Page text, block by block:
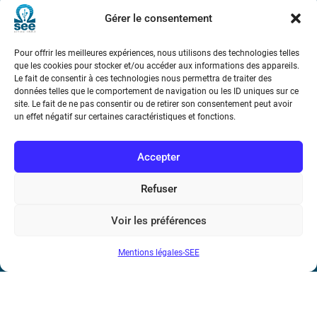
Gérer le consentement
Pour offrir les meilleures expériences, nous utilisons des technologies telles
que les cookies pour stocker et/ou accéder aux informations des appareils.
Le fait de consentir à ces technologies nous permettra de traiter des
données telles que le comportement de navigation ou les ID uniques sur ce
site. Le fait de ne pas consentir ou de retirer son consentement peut avoir
un effet négatif sur certaines caractéristiques et fonctions.
Accepter
Refuser
Voir les préférences
Mentions légales-SEE
Bicentenaire des découvertes d’André-
Conditions Générales de Vente
Mentions légales
Métro : « Boissière » Ligne 6 et « Iéna » Ligne 9
N° de SIREN : 785 393 232, Code APE : 9412Z TVA intra-
communautaire : FR44 785 393 232